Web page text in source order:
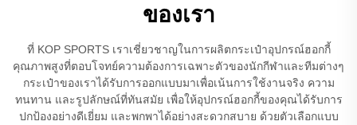
ของเรา
ที่ KOP SPORTS เราเชี่ยวชาญในการผลิตกระเป๋าอุปกรณ์ฮอกกี้
คุณภาพสูงที่ตอบโจทย์ความต้องการเฉพาะตัวของนักกีฬาและทีมต่างๆ
กระเป๋าของเราได้รับการออกแบบมาเพื่อเน้นการใช้งานจริง ความ
ทนทาน และรูปลักษณ์ที่ทันสมัย เพื่อให้อุปกรณ์ฮอกกี้ของคุณได้รับการ
ปกป้องอย่างดีเยี่ยม และพกพาได้อย่างสะดวกสบาย ด้วยตัวเลือกแบบ